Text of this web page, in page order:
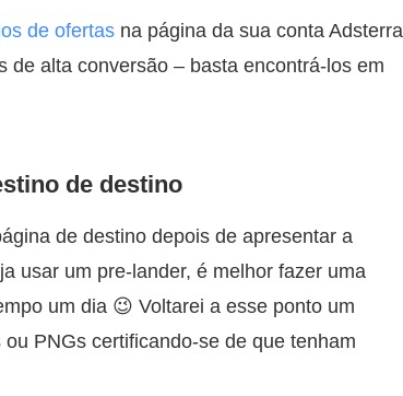
de ofertas na página da sua conta Adsterra
de alta conversão – basta encontrá-los em
de destino
de destino depois de apresentar a
usar um pre-lander, é melhor fazer uma
um dia 😉 Voltarei a esse ponto um
PNGs certificando-se de que tenham